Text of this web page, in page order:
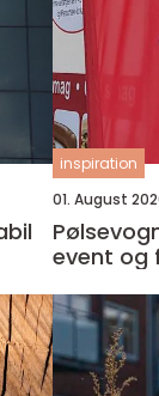
inspiration
01. August
event og